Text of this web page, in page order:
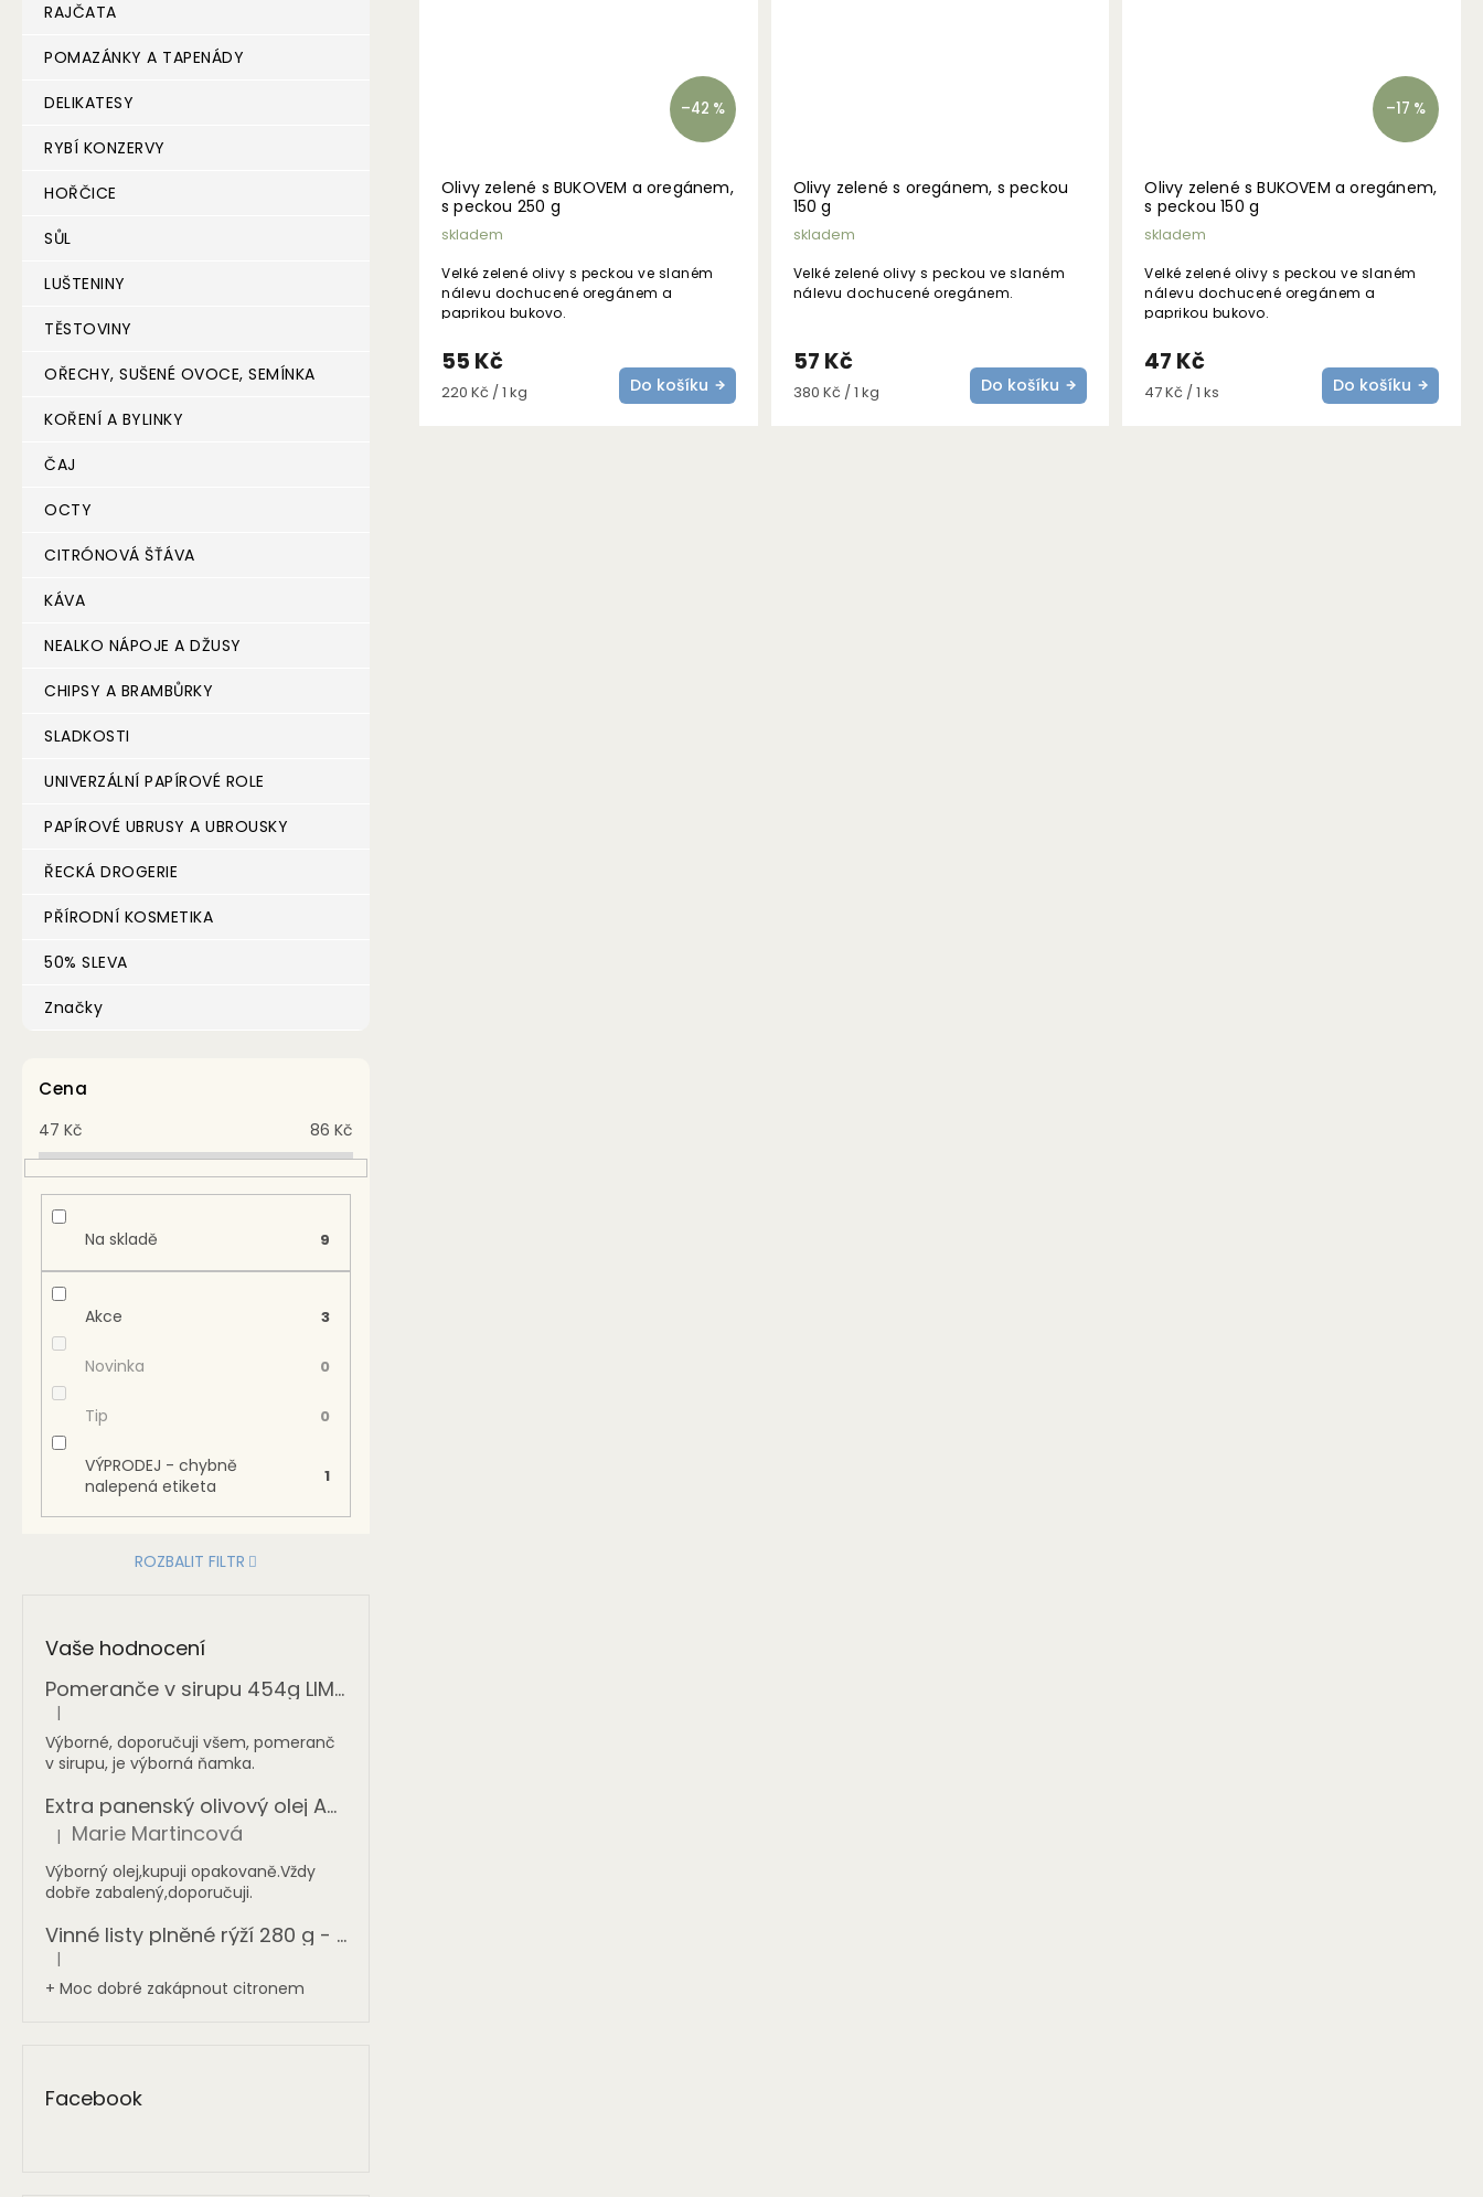
RAJČATA
POMAZÁNKY A TAPENÁDY
DELIKATESY
RYBÍ KONZERVY
HOŘČICE
SŮL
LUŠTENINY
TĚSTOVINY
OŘECHY, SUŠENÉ OVOCE, SEMÍNKA
KOŘENÍ A BYLINKY
ČAJ
OCTY
CITRÓNOVÁ ŠŤÁVA
KÁVA
NEALKO NÁPOJE A DŽUSY
CHIPSY A BRAMBŮRKY
SLADKOSTI
UNIVERZÁLNÍ PAPÍROVÉ ROLE
PAPÍROVÉ UBRUSY A UBROUSKY
ŘECKÁ DROGERIE
PŘÍRODNÍ KOSMETIKA
50% SLEVA
Značky
Cena
47 Kč 86 Kč
Na skladě 9
Akce 3
Novinka 0
Tip 0
VÝPRODEJ - chybně
nalepená etiketa
1
ROZBALIT FILTR
Vaše hodnocení
Pomeranče v sirupu 454g LIMITOVANÁ NABÍDKA
Hodnocení produktu je 5 z 5 hvězdiček.
|
Výborné, doporučuji všem, pomeranč
v sirupu, je výborná ňamka.
Extra panenský olivový olej AGIA TRIADA 1 l - sklo
Hodnocení produktu je 5 z 5 hvězdiček.
| Marie Martincová
Výborný olej,kupuji opakovaně.Vždy
dobře zabalený,doporučuji.
Vinné listy plněné rýží 280 g - ONASSIS
Hodnocení produktu je 5 z 5 hvězdiček.
|
+ Moc dobré zakápnout citronem
Facebook
–42 %
Olivy zelené s BUKOVEM a oregánem,
s peckou 250 g
skladem
55 Kč
Měrná
220 Kč / 1 kg Do košíku
Velké zelené olivy s peckou ve slaném
nálevu dochucené oregánem a
paprikou bukovo.
Olivy zelené s oregánem, s peckou
150 g
skladem
57 Kč
Měrná
380 Kč / 1 kg Do košíku
Velké zelené olivy s peckou ve slaném
nálevu dochucené oregánem.
–17 %
Olivy zelené s BUKOVEM a oregánem,
s peckou 150 g
skladem
47 Kč
Měrná
47 Kč / 1 ks Do košíku
Velké zelené olivy s peckou ve slaném
nálevu dochucené oregánem a
paprikou bukovo.